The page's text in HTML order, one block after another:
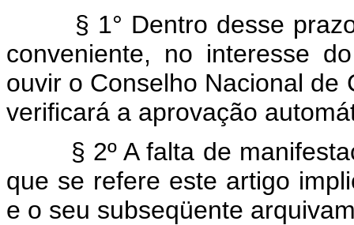
§ 1° Dentro desse prazo,
conveniente, no interesse
ouvir o Conselho Nacional de
verificará a aprovação
§ 2º A falta de
que se refere este artigo
e o seu subseqüente